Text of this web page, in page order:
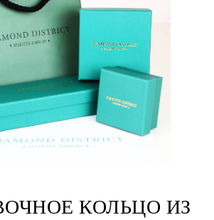
КОЛЬЦО ИЗ